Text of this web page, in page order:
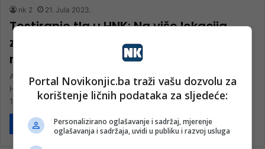
nk 2 21. Jula 2023.
Testiranje tla u HNK: Na više lokacija
zabilježeno jače prisustvo kadmija,
nikla, hroma, arsena…
Analiza poljoprivrednog zemljišta, jednog od strateških resursa
HNK, provedena je na 100 lokacija, a rezultati su zapanjujući. Od
100 lokacija…
Pročitaj više
Portal Novikonjic.ba traži vašu dozvolu za
korištenje ličnih podataka za sljedeće:
Personalizirano oglašavanje i sadržaj, mjerenje
oglašavanja i sadržaja, uvidi u publiku i razvoj usluga